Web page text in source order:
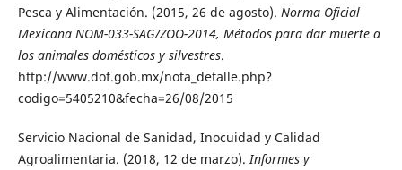
Pesca y Alimentación. (2015, 26 de agosto). Norma Oficial
Mexicana NOM-033-SAG/ZOO-2014, Métodos para dar muerte a
los animales domésticos y silvestres.
http://www.dof.gob.mx/nota_detalle.php?
codigo=5405210&fecha=26/08/2015
Servicio Nacional de Sanidad, Inocuidad y Calidad
Agroalimentaria. (2018, 12 de marzo). Informes y